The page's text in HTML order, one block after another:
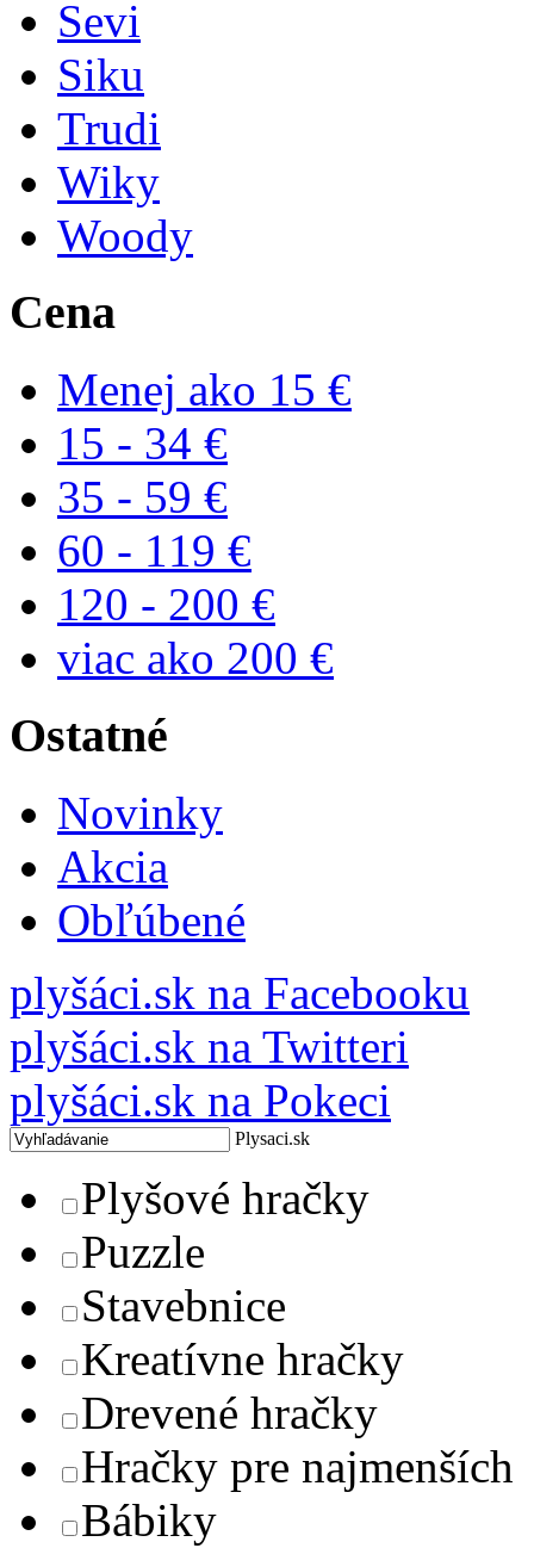
Sevi
Siku
Trudi
Wiky
Woody
Cena
Menej ako 15 €
15 - 34 €
35 - 59 €
60 - 119 €
120 - 200 €
viac ako 200 €
Ostatné
Novinky
Akcia
Obľúbené
plyšáci.sk na Facebooku
plyšáci.sk na Twitteri
plyšáci.sk na Pokeci
Plysaci.sk
Plyšové hračky
Puzzle
Stavebnice
Kreatívne hračky
Drevené hračky
Hračky pre najmenších
Bábiky